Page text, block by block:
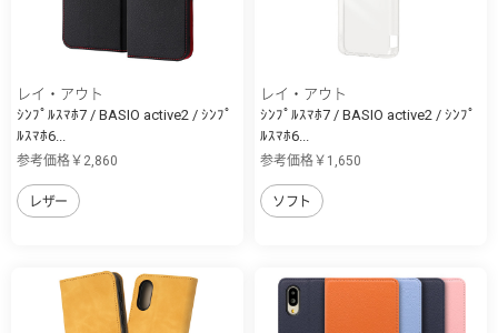
レイ・アウト
ｼﾝﾌﾟﾙｽﾏﾎ7 / BASIO active2 / ｼﾝﾌﾟ
ﾙｽﾏﾎ6...
参考価格￥2,860
レザー
レイ・アウト
ｼﾝﾌﾟﾙｽﾏﾎ7 / BASIO active2 / ｼﾝﾌﾟ
ﾙｽﾏﾎ6...
参考価格￥1,650
ソフト